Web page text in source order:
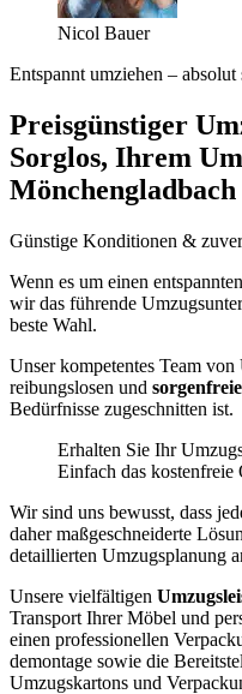
Nicol Bauer
Entspannt umziehen – absolut
Preisgünstiger
Sorglos, Ihrem
Mönchengladbach
Günstige Konditionen &
Wenn es um einen
wir das führende
beste Wahl.
Unser kompetentes Team
reibungslosen und
Bedürfnisse zugeschnitten ist.
Erhalten Sie Ihr
Einfach das
Wir sind uns bewusst, dass
daher maßgeschneiderte
detaillierten Umzugsplanung
Unsere vielfältigen
Transport Ihrer Möbel und
einen professionellen
demontage sowie die
Umzugskartons und